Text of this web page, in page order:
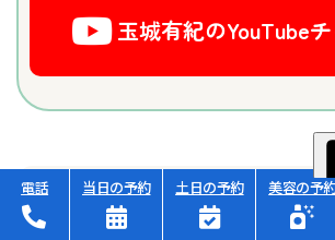
玉城有紀のYouTube
病気・症状から探す
電話 当日の予約 土日の予約 美容の予